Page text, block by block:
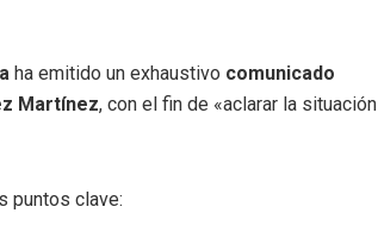
ha emitido un exhaustivo comunicado
Martínez, con el fin de «aclarar la situación
puntos clave: